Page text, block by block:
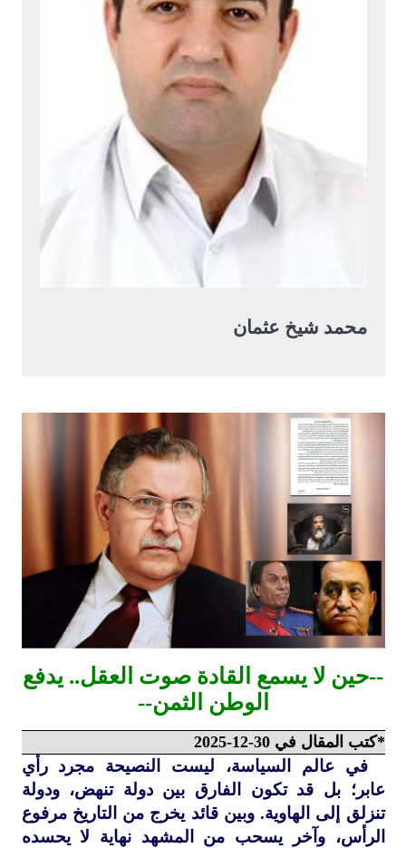
محمد شيخ عثمان
--حين لا يسمع القادة صوت العقل.. يدفع
الوطن الثمن--
*كتب المقال في 30-12-2025
في عالم السياسة، ليست النصيحة مجرد رأي
عابر؛ بل قد تكون الفارق بين دولة تنهض، ودولة
تنزلق إلى الهاوية. وبين قائد يخرج من التاريخ مرفوع
الرأس، وآخر يسحب من المشهد نهاية لا يحسده